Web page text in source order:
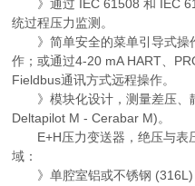
》通过 IEC 61508 和 IEC
统过程压力监测。
》简单安全的菜单引导式操
作；或通过4-20 mA HART、
Fieldbus通讯方式远程操作。
》模块化设计，测量差压、
Deltapilot M - Cerabar M)。
E+H压力变送器，绝压与表
域：
》单腔室铝或不锈钢 (316L)